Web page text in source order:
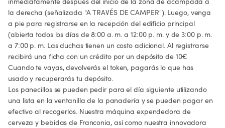
la derecha (señalizada "A TRAVÉS DE CAMPER"). Luego, venga
a pie para registrarse en la recepción del edificio principal
(abierta todos los días de 8:00 a. m. a 12:00 p. m. y de 3:00 p. m.
a 7:00 p. m. Las duchas tienen un costo adicional. Al registrarse
recibirá una ficha con un crédito por un depósito de 10€
Cuando te vayas, devolverás el token, pagarás lo que has
usado y recuperarás tu depósito.
Los panecillos se pueden pedir para el día siguiente utilizando
una lista en la ventanilla de la panadería y se pueden pagar en
efectivo al recogerlos. Nuestra máquina expendedora de
cerveza y bebidas de Franconia, así como nuestra innovadora